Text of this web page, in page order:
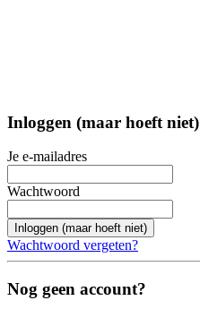
Inloggen (maar hoeft niet)
Je e-mailadres
Wachtwoord
Inloggen (maar hoeft niet)
Wachtwoord vergeten?
Nog geen account?